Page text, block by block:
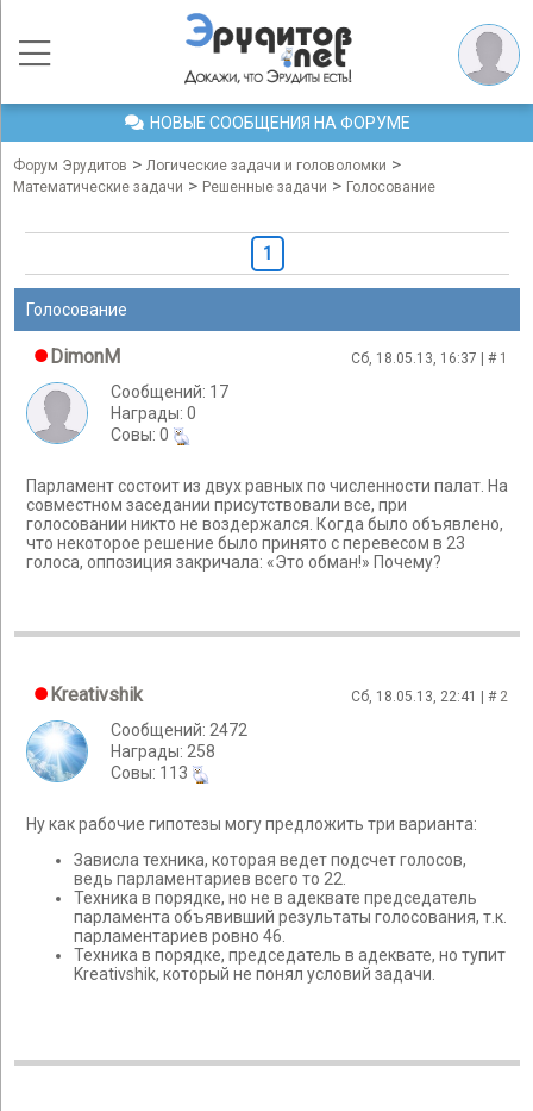
НОВЫЕ СООБЩЕНИЯ НА ФОРУМЕ
Форум Эрудитов > Логические задачи и головоломки >
Математические задачи > Решенные задачи > Голосование
1
Голосование
DimonM Сб, 18.05.13, 16:37 | # 1
Сообщений: 17
Награды: 0
Cовы: 0
Парламент состоит из двух равных по численности палат. На
совместном заседании присутствовали все, при
голосовании никто не воздержался. Когда было объявлено,
что некоторое решение было принято с перевесом в 23
голоса, оппозиция закричала: «Это обман!» Почему?
Kreativshik Сб, 18.05.13, 22:41 | # 2
Сообщений: 2472
Награды: 258
Cовы: 113
Ну как рабочие гипотезы могу предложить три варианта:
Зависла техника, которая ведет подсчет голосов,
ведь парламентариев всего то 22.
Техника в порядке, но не в адеквате председатель
парламента объявивший результаты голосования, т.к.
парламентариев ровно 46.
Техника в порядке, председатель в адеквате, но тупит
Kreativshik, который не понял условий задачи.